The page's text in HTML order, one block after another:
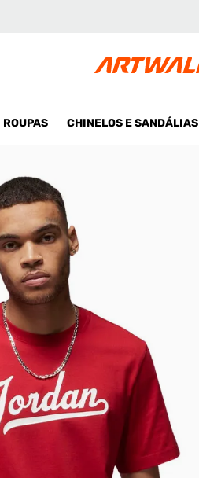
ROUPAS CHINELOS E SANDÁLIAS